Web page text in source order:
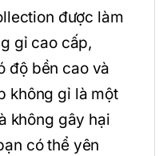
được làm
gỉ cao cấp,
độ bền cao và
không gỉ là một
không gây hại
có thể yên